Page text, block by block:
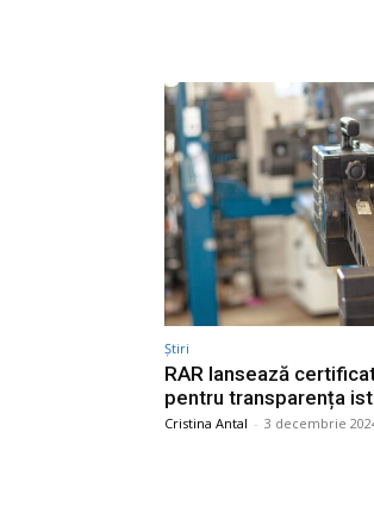
Știri
RAR lansează
pentru transparența
Cristina Antal - 3 decembrie